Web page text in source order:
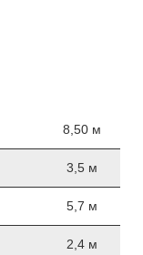
8,50 м
3,5 м
5,7 м
2,4 м